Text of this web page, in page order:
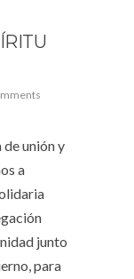
unión y
a
junto
para